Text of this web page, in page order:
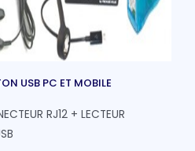
USB PC ET MOBILE
RJ12 + LECTEUR